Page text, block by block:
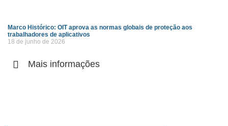
Marco Histórico: OIT aprova as normas globais de proteção aos
trabalhadores de aplicativos
18 de junho de 2026
Mais informações